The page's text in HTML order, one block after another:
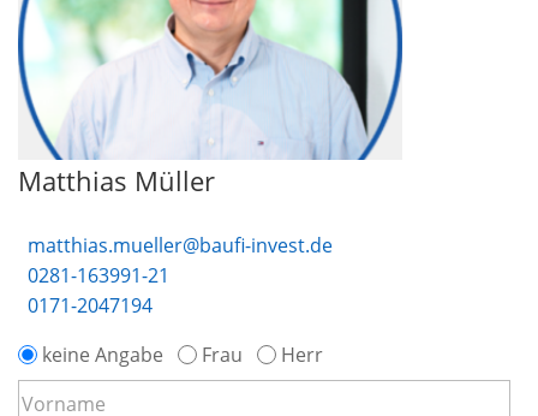
Matthias Müller
matthias.mueller@baufi-invest.de
0281-163991-21
0171-2047194
keine Angabe
Frau Herr